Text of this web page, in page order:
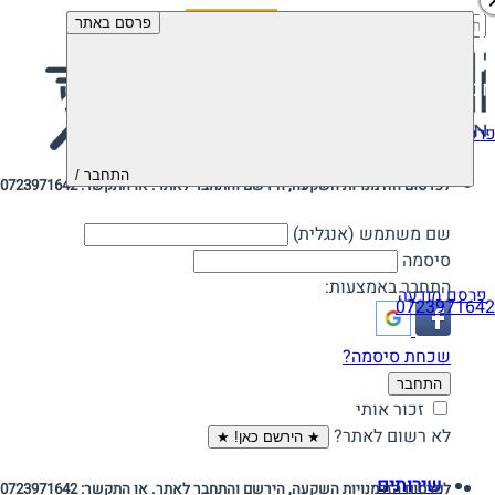
חיפוש:
0723971642
פרסם מודעה
התחבר /
לפרסום הזדמנויות השקעה, הירשם והתחבר לאתר. או התקשר: 0723971642
שם משתמש (אנגלית)
סיסמה
התחבר באמצעות:
שכחת סיסמה?
התחבר
זכור אותי
לא רשום לאתר?
★ הירשם כאן! ★
פרסם באתר
לפרסום הזדמנויות השקעה, הירשם והתחבר לאתר. או התקשר: 0723971642
פרסם מודעה
שירותים